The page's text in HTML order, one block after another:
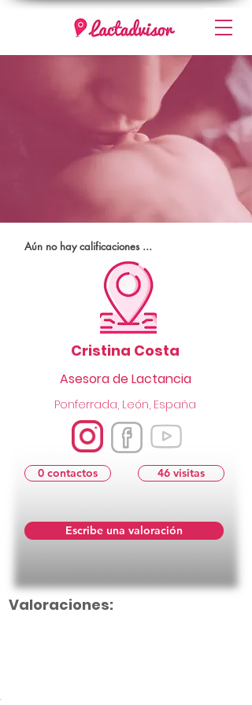
Aún no hay calificaciones ...
Cristina Costa
Asesora de Lactancia
Ponferrada, León, España
0 contactos 46 visitas
Escribe una valoración
Valoraciones: